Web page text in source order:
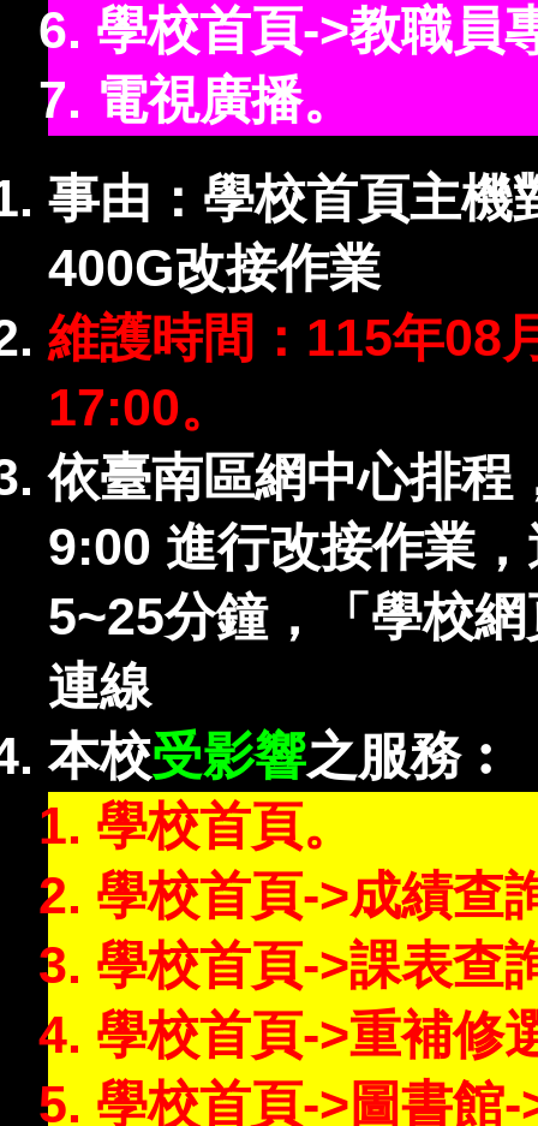
學校首頁->教職員
電視廣播。
事由：學校首頁主機
400G改接作業
維護時間：115年08
17:00。
依臺南區網中心排程
9:00 進行改接作業
5~25分鐘，「學校
連線
本校受影響之服務︰
學校首頁。
學校首頁->成績查
學校首頁->課表查
學校首頁->重補修
學校首頁->圖書館